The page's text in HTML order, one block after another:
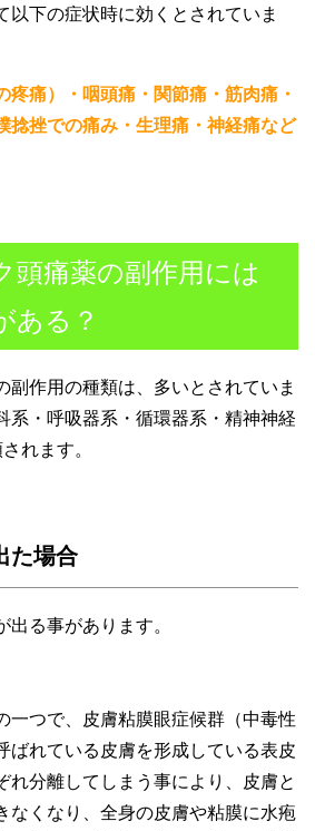
以下の症状時に効くとされていま
疼痛）・咽頭痛・関節痛・筋肉痛・
捻挫での痛み・生理痛・神経痛など
頭痛薬の副作用には
ある？
副作用の種類は、多いとされていま
系・呼吸器系・循環器系・精神神経
れます。
た場合
る事があります。
一つで、皮膚粘膜眼症候群（中毒性
ばれている皮膚を形成している表皮
れ分離してしまう事により、皮膚と
なくなり、全身の皮膚や粘膜に水疱